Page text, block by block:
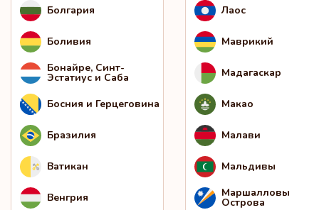
Болгария
Боливия
Бонайре, Синт-
Эстатиус и Саба
Босния и Герцеговина
Бразилия
Ватикан
Венгрия
Лаос
Маврикий
Мадагаскар
Макао
Малави
Мальдивы
Маршалловы
Острова